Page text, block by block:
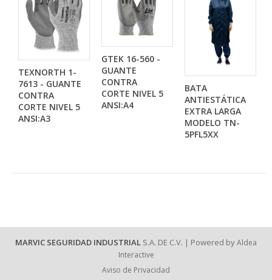
TEXNORTH 1-
7613 - GUANTE
CONTRA
CORTE NIVEL 5
ANSI:A3
GTEK 16-560 -
GUANTE
CONTRA
CORTE NIVEL 5
ANSI:A4
BATA
ANTIESTÁTICA
EXTRA LARGA
MODELO TN-
5PFL5XX
MARVIC SEGURIDAD INDUSTRIAL S.A. DE C.V. | Powered byAldea
Interactive
Aviso de Privacidad